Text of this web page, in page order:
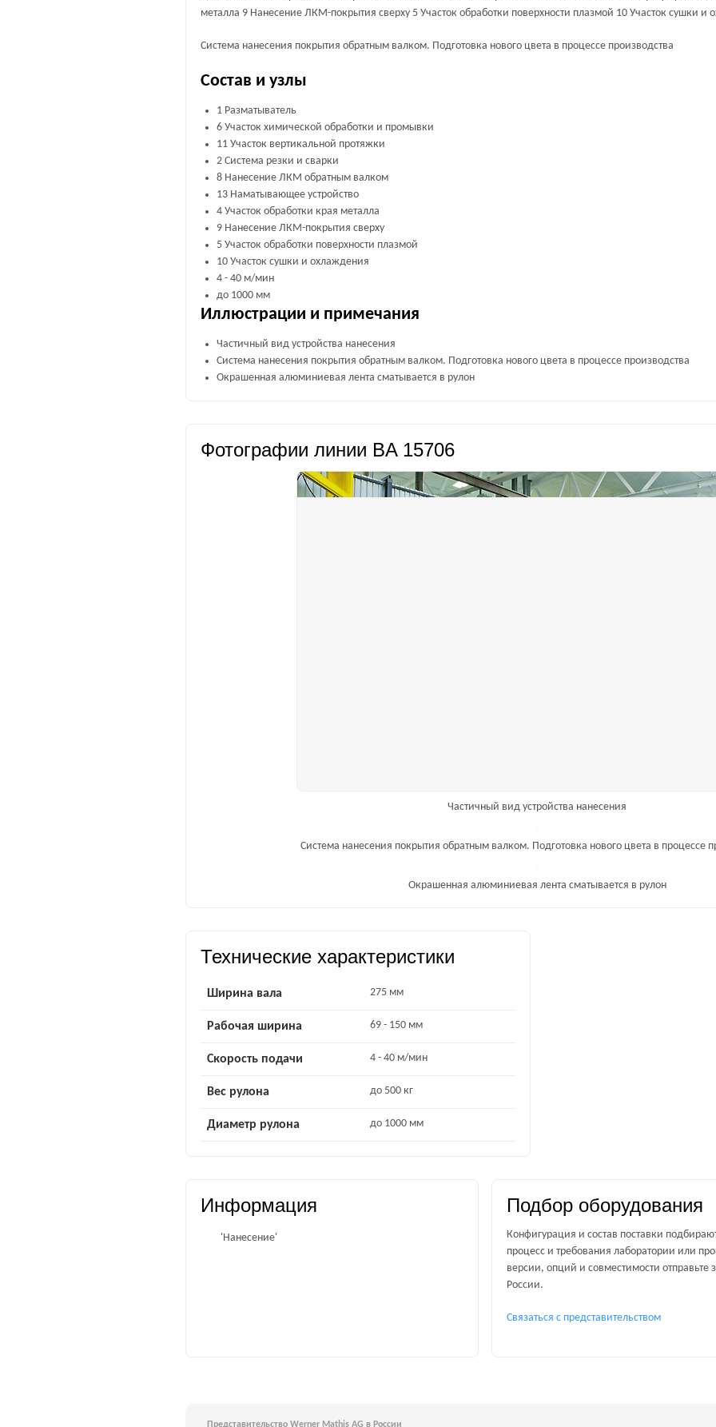
металла 9 Нанесение ЛКМ-покрытия сверху 5 Участок обработки поверхности плазмой 10 Участок сушки и
Система нанесения покрытия обратным валком. Подготовка нового цвета в процессе производства
Состав и узлы
1 Разматыватель
6 Участок химической обработки и промывки
11 Участок вертикальной протяжки
2 Система резки и сварки
8 Нанесение ЛКМ обратным валком
13 Наматывающее устройство
4 Участок обработки края металла
9 Нанесение ЛКМ-покрытия сверху
5 Участок обработки поверхности плазмой
10 Участок сушки и охлаждения
4 - 40 м/мин
до 1000 мм
Иллюстрации и примечания
Частичный вид устройства нанесения
Система нанесения покрытия обратным валком. Подготовка нового цвета в процессе производства
Окрашенная алюминиевая лента сматывается в рулон
Фотографии линии BA 15706
Частичный вид устройства нанесения
Система нанесения покрытия обратным валком. Подготовка нового цвета в процессе
Окрашенная алюминиевая лента сматывается в рулон
Технические характеристики
Ширина вала 275 мм
Рабочая ширина 69 - 150 мм
Скорость подачи 4 - 40 м/мин
Вес рулона до 500 кг
Диаметр рулона до 1000 мм
Информация
'Нанесение'
Подбор оборудования
Конфигурация и состав поставки
процесс и требования лаборатории или
версии, опций и совместимости отправьте
России.
Связаться с представительством
Представительство Werner Mathis AG в России